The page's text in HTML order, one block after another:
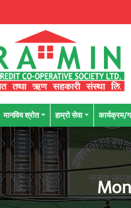
मानविय श्राेत हाम्रो सेवा कार्यक्रम/